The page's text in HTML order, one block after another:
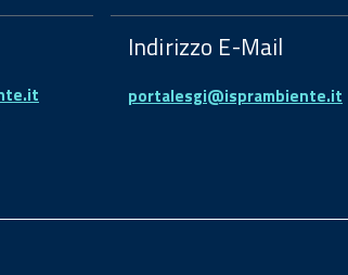
Indirizzo E-Mail
portalesgi@isprambiente.it